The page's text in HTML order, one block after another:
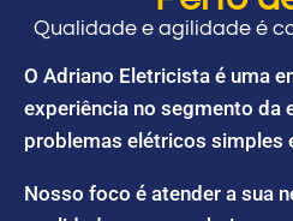
Qualidade e agilidade é
O Adriano Eletricista é uma
experiência no segmento da
problemas elétricos simples
Nosso foco é atender a sua